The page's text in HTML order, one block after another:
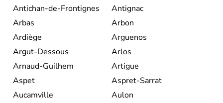
Antichan-de-Frontignes
Antignac
Arbas
Arbon
Ardiège
Arguenos
Argut-Dessous
Arlos
Arnaud-Guilhem
Artigue
Aspet
Aspret-Sarrat
Aucamville
Aulon